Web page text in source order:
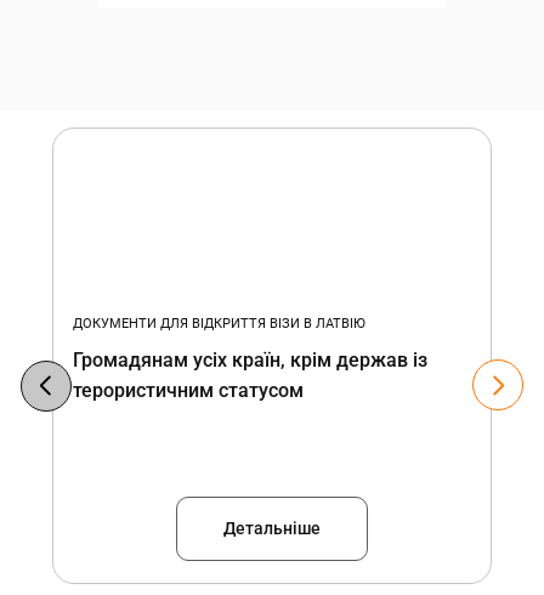
ДОКУМЕНТИ ДЛЯ ВІДКРИТТЯ ВІЗИ В ЛАТВІЮ
Громадянам усіх країн, крім держав із
терористичним статусом
Детальніше